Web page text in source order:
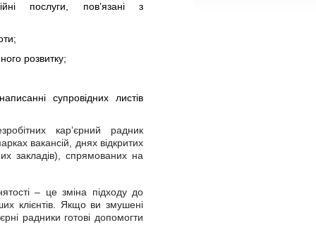
послуги, пов’язані з
розвитку;
супровідних листів
кар’єрний радник
вакансій, днях відкритих
закладів), спрямованих на
– це зміна підходу до
клієнтів. Якщо ви змушені
радники готові допомогти